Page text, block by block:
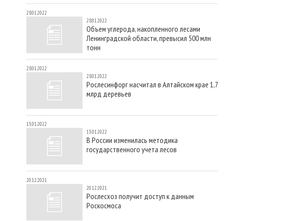
28.01.2022
28.01.2022
Объем углерода, накопленного лесами
Ленинградской области, превысил 500 млн
тонн
28.01.2022
28.01.2022
Рослесинфорг насчитал в Алтайском крае 1,7
млрд деревьев
13.01.2022
13.01.2022
В России изменилась методика
государственного учета лесов
20.12.2021
20.12.2021
Рослесхоз получит доступ к данным
Роскосмоса